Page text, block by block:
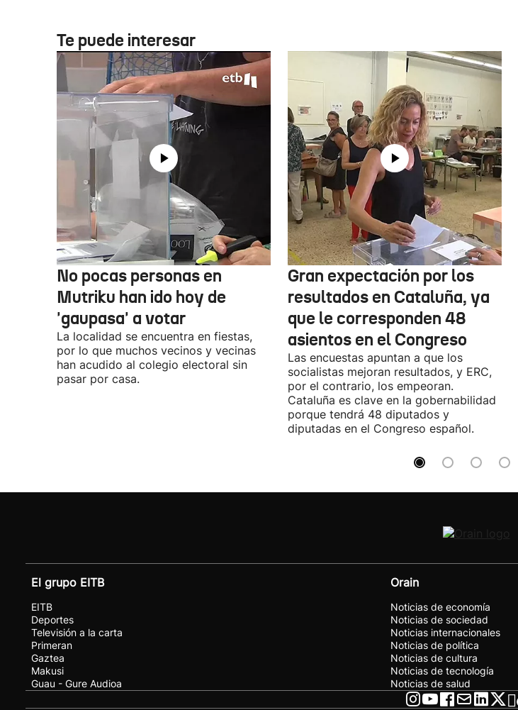
Te puede interesar
No pocas personas en
Mutriku han ido hoy de
'gaupasa' a votar
La localidad se encuentra en fiestas,
por lo que muchos vecinos y vecinas
han acudido al colegio electoral sin
pasar por casa.
Gran expectación por los
resultados en Cataluña, ya
que le corresponden 48
asientos en el Congreso
Las encuestas apuntan a que los
socialistas mejoran resultados, y ERC,
por el contrario, los empeoran.
Cataluña es clave en la gobernabilidad
porque tendrá 48 diputados y
diputadas en el Congreso español.
El grupo EITB
EITB
Deportes
Televisión a la carta
Primeran
Gaztea
Makusi
Guau - Gure Audioa
Orain
Noticias de economía
Noticias de sociedad
Noticias internacionales
Noticias de política
Noticias de cultura
Noticias de tecnología
Noticias de salud